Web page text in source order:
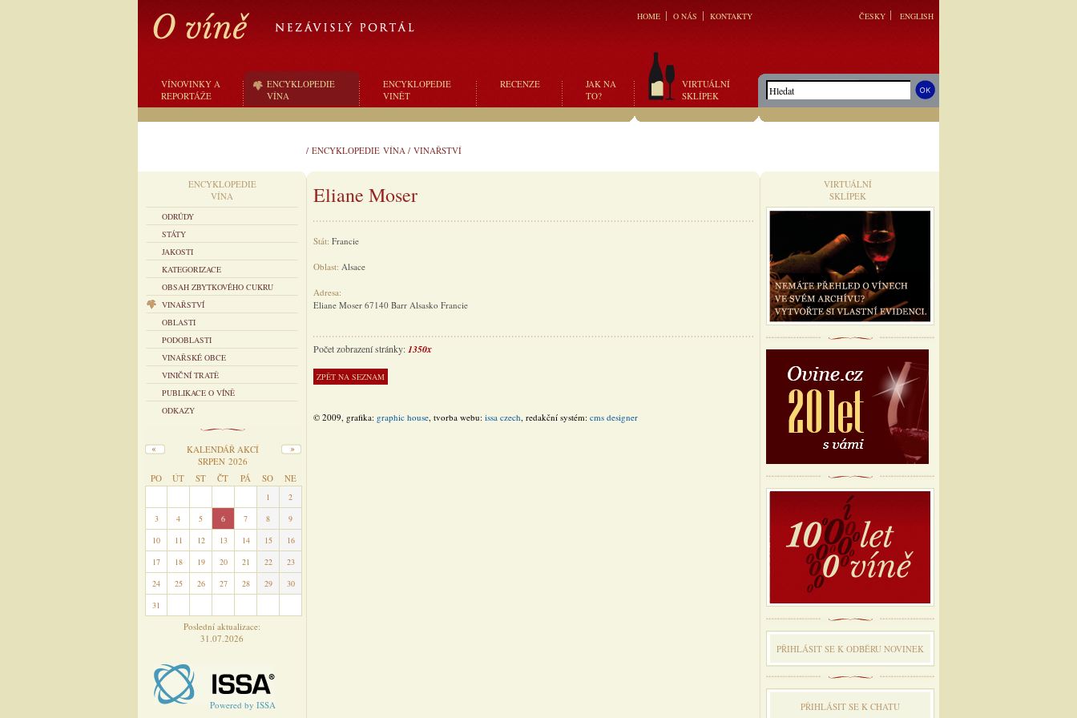
HOME O NÁS KONTAKTY ČESKY ENGLISH
VÍNOVINKY A
REPORTÁŽE
ENCYKLOPEDIE
VÍNA
ENCYKLOPEDIE
VINĚT
RECENZE
JAK NA
TO?
VIRTUÁLNÍ
SKLÍPEK
/ ENCYKLOPEDIE VÍNA / VINAŘSTVÍ
ENCYKLOPEDIE
VÍNA
ODRŮDY
STÁTY
JAKOSTI
KATEGORIZACE
OBSAH ZBYTKOVÉHO CUKRU
VINAŘSTVÍ
OBLASTI
PODOBLASTI
VINAŘSKÉ OBCE
VINIČNÍ TRATĚ
PUBLIKACE O VÍNĚ
ODKAZY
KALENDÁŘ AKCÍ
SRPEN 2026
PO
ÚT ST ČT PÁ SO NE
1
2
3
4 5 6 7 8
9
10
11 12 13 14 15
16
17
18 19 20 21 22
23
24
25 26 27 28 29
30
31
Poslední aktualizace:
31.07.2026
Powered by ISSA
Eliane Moser
Stát: Francie
Oblast: Alsace
Adresa:
Eliane Moser 67140 Barr Alsasko Francie
Počet zobrazení stránky:1350x
© 2009, grafika: graphic house, tvorba webu: issa czech, redakční systém: cms designer
VIRTUÁLNÍ
SKLÍPEK
PŘIHLÁSIT SE K ODBĔRU NOVINEK
PŘIHLÁSIT SE K CHATU